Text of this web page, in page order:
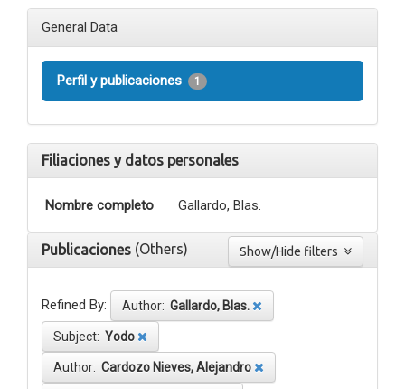
General Data
Perfil y publicaciones 1
Filiaciones y datos personales
Nombre completo Gallardo, Blas.
Publicaciones (Others)
Refined By: Author: Gallardo, Blas.
Subject: Yodo
Author: Cardozo Nieves, Alejandro